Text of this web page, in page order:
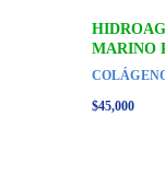
MARINO
$45,000